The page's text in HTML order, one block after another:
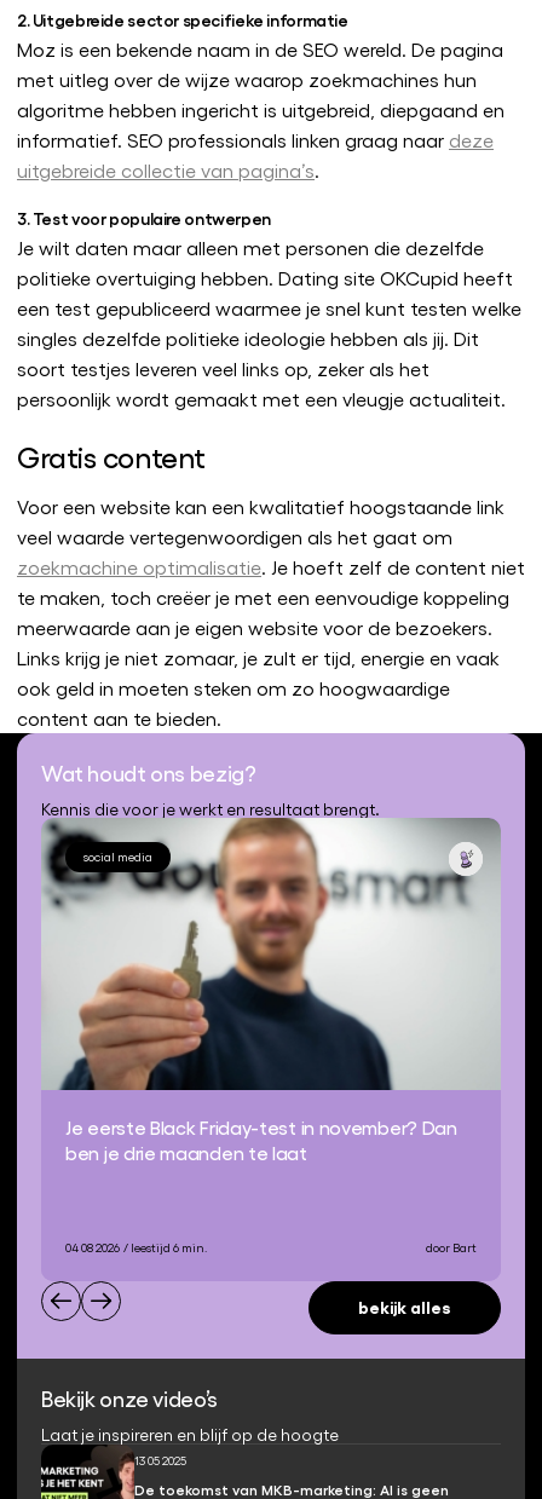
2. Uitgebreide sector specifieke informatie
Moz is een bekende naam in de SEO wereld. De pagina
met uitleg over de wijze waarop zoekmachines hun
algoritme hebben ingericht is uitgebreid, diepgaand en
informatief. SEO professionals linken graag naar deze
uitgebreide collectie van pagina’s.
3. Test voor populaire ontwerpen
Je wilt daten maar alleen met personen die dezelfde
politieke overtuiging hebben. Dating site OKCupid heeft
een test gepubliceerd waarmee je snel kunt testen welke
singles dezelfde politieke ideologie hebben als jij. Dit
soort testjes leveren veel links op, zeker als het
persoonlijk wordt gemaakt met een vleugje actualiteit.
Gratis content
Voor een website kan een kwalitatief hoogstaande link
veel waarde vertegenwoordigen als het gaat om
zoekmachine optimalisatie. Je hoeft zelf de content niet
te maken, toch creëer je met een eenvoudige koppeling
meerwaarde aan je eigen website voor de bezoekers.
Links krijg je niet zomaar, je zult er tijd, energie en vaak
ook geld in moeten steken om zo hoogwaardige
content aan te bieden.
Wat houdt ons bezig?
Kennis die voor je werkt en resultaat brengt.
social media
Je eerste Black Friday-test in november? Dan
ben je drie maanden te laat
04 08 2026 / leestijd 6 min. door Bart
bekijk alles
Bekijk onze video’s
Laat je inspireren en blijf op de hoogte
13 05 2025
De toekomst van MKB-marketing: AI is geen